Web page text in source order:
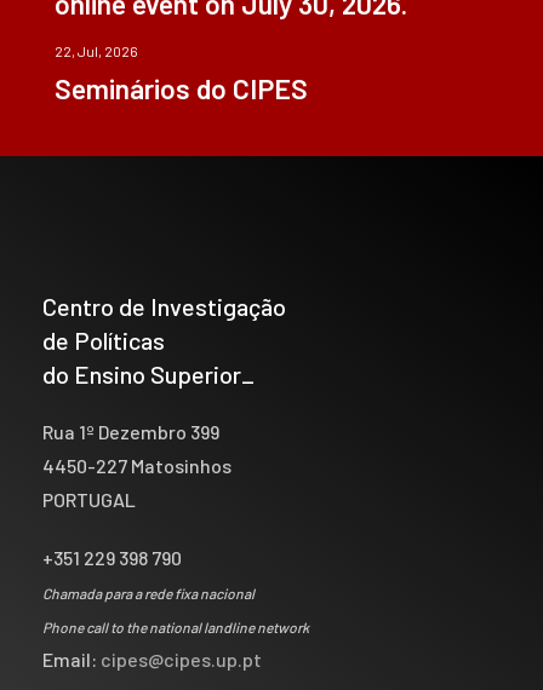
22, Jul, 2026
Seminários do CIPES
Centro de Investigação
de Políticas
do Ensino Superior_
Rua 1º Dezembro 399
4450-227 Matosinhos
PORTUGAL
+351 229 398 790
Chamada para a rede fixa nacional
Phone call to the national landline network
Email: cipes@cipes.up.pt